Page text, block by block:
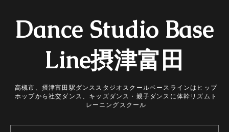
Dance Studio Base
Line摂津富田
高槻市、摂津富田駅ダンススタジオスクールベースラインはヒップ
ホップから社交ダンス、キッズダンス・親子ダンスに体幹リズムト
レーニングスクール